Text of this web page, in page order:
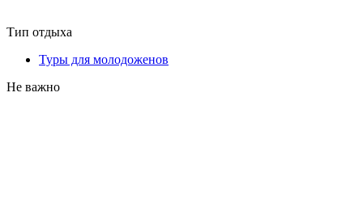
Тип отдыха
Туры для молодоженов
Не важно